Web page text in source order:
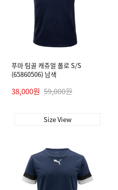
푸마 팀골 캐쥬얼 폴로 S/S
(65860506) 남색
38,000원 59,000원
Size View